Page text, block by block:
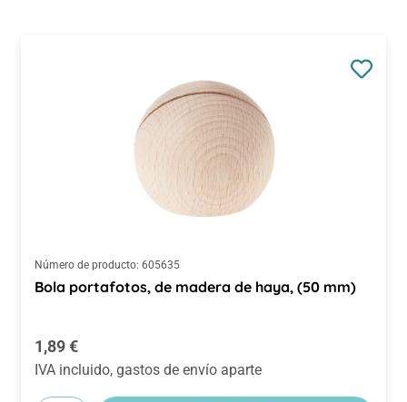
Número de producto: 605635
Bola portafotos, de madera de haya, (50 mm)
Precio normal:
1,89 €
IVA incluido, gastos de envío aparte